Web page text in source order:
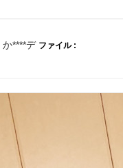
か****デ ファイル :